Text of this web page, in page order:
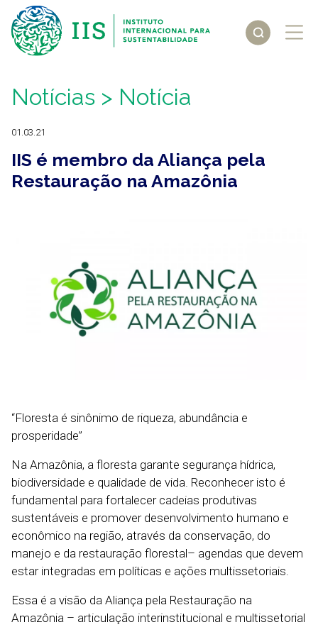
Notícias > Notícia
01.03.21
IIS é membro da Aliança pela
Restauração na Amazônia
“Floresta é sinônimo de riqueza, abundância e
prosperidade”
Na Amazônia, a floresta garante segurança hídrica,
biodiversidade e qualidade de vida. Reconhecer isto é
fundamental para fortalecer cadeias produtivas
sustentáveis e promover desenvolvimento humano e
econômico na região, através da conservação, do
manejo e da restauração florestal– agendas que devem
estar integradas em políticas e ações multissetoriais.
Essa é a visão da Aliança pela Restauração na
Amazônia – articulação interinstitucional e multissetorial